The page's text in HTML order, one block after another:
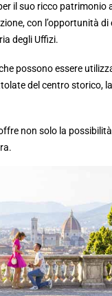
il suo ricco
con l’opportunità
degli Uffizi.
possono essere
del centro
non solo la